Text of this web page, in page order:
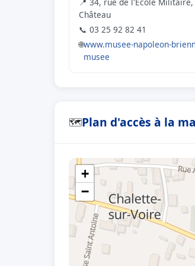
Château
📞 03 25 92 82 41
🌐www.musee-napoleon-
musee
🗺Plan d'accès à la
+
−